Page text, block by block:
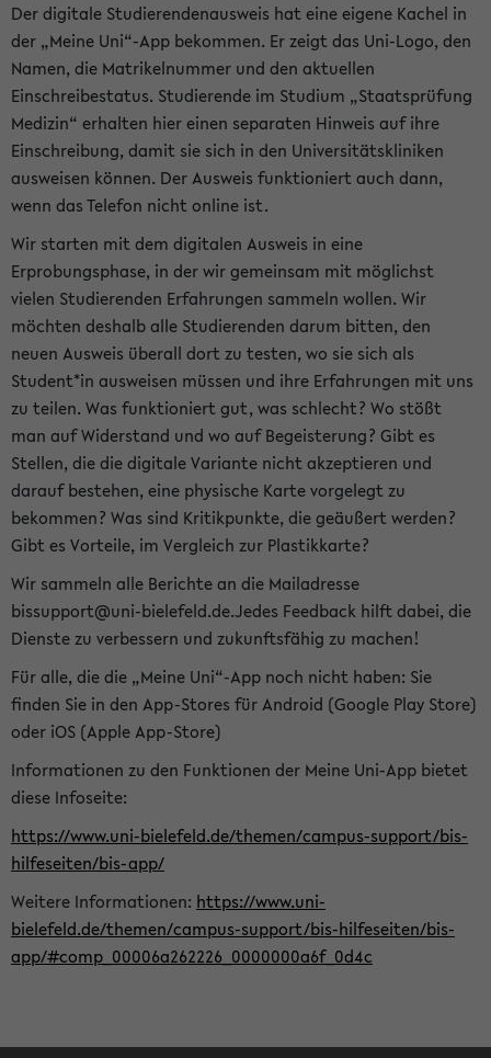
Der digitale Studierendenausweis hat eine eigene Kachel in
der „Meine Uni“-App bekommen. Er zeigt das Uni-Logo, den
Namen, die Matrikelnummer und den aktuellen
Einschreibestatus. Studierende im Studium „Staatsprüfung
Medizin“ erhalten hier einen separaten Hinweis auf ihre
Einschreibung, damit sie sich in den Universitätskliniken
ausweisen können. Der Ausweis funktioniert auch dann,
wenn das Telefon nicht online ist.
Wir starten mit dem digitalen Ausweis in eine
Erprobungsphase, in der wir gemeinsam mit möglichst
vielen Studierenden Erfahrungen sammeln wollen. Wir
möchten deshalb alle Studierenden darum bitten, den
neuen Ausweis überall dort zu testen, wo sie sich als
Student*in ausweisen müssen und ihre Erfahrungen mit uns
zu teilen. Was funktioniert gut, was schlecht? Wo stößt
man auf Widerstand und wo auf Begeisterung? Gibt es
Stellen, die die digitale Variante nicht akzeptieren und
darauf bestehen, eine physische Karte vorgelegt zu
bekommen? Was sind Kritikpunkte, die geäußert werden?
Gibt es Vorteile, im Vergleich zur Plastikkarte?
Wir sammeln alle Berichte an die Mailadresse
bissupport@uni-bielefeld.de.Jedes Feedback hilft dabei, die
Dienste zu verbessern und zukunftsfähig zu machen!
Für alle, die die „Meine Uni“-App noch nicht haben: Sie
finden Sie in den App-Stores für Android (Google Play Store)
oder iOS (Apple App-Store)
Informationen zu den Funktionen der Meine Uni-App bietet
diese Infoseite:
https://www.uni-bielefeld.de/themen/campus-support/bis-
hilfeseiten/bis-app/
Weitere Informationen: https://www.uni-
bielefeld.de/themen/campus-support/bis-hilfeseiten/bis-
app/#comp_00006a262226_0000000a6f_0d4c